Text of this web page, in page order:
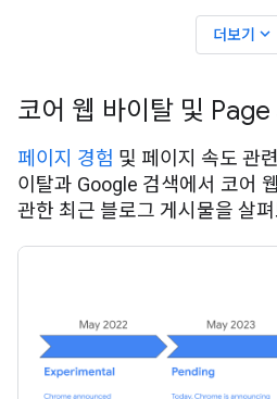
더보기 expand_more
코어 웹 바이탈 및
페이지 경험 및 페이지 속도 관
이탈과 Google 검색에서 코어
관한 최근 블로그 게시물을 살